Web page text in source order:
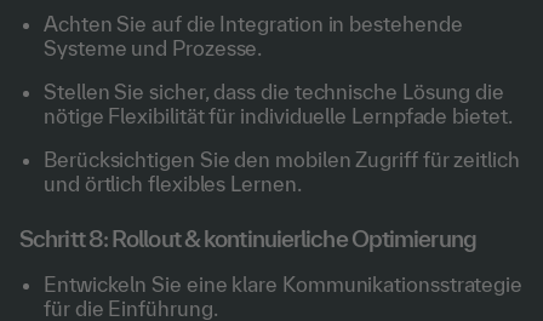
Achten Sie auf die Integration in bestehende
Systeme und Prozesse.
Stellen Sie sicher, dass die technische Lösung die
nötige Flexibilität für individuelle Lernpfade bietet.
Berücksichtigen Sie den mobilen Zugriff für zeitlich
und örtlich flexibles Lernen.
Schritt 8: Rollout & kontinuierliche Optimierung
Entwickeln Sie eine klare Kommunikationsstrategie
für die Einführung.